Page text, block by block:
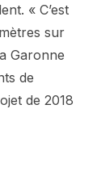
« C’est
sur
Garonne
de
de 2018